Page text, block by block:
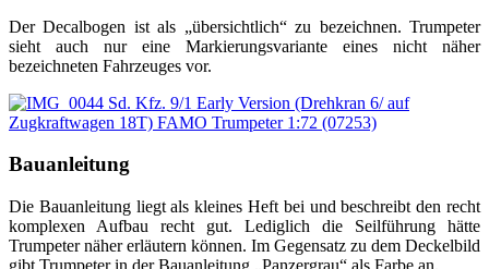
Der Decalbogen ist als „übersichtlich“ zu bezeichnen. Trumpeter
sieht auch nur eine Markierungsvariante eines nicht näher
bezeichneten Fahrzeuges vor.
Bauanleitung
Die Bauanleitung liegt als kleines Heft bei und beschreibt den recht
komplexen Aufbau recht gut. Lediglich die Seilführung hätte
Trumpeter näher erläutern können. Im Gegensatz zu dem Deckelbild
gibt Trumpeter in der Bauanleitung „Panzergrau“ als Farbe an.